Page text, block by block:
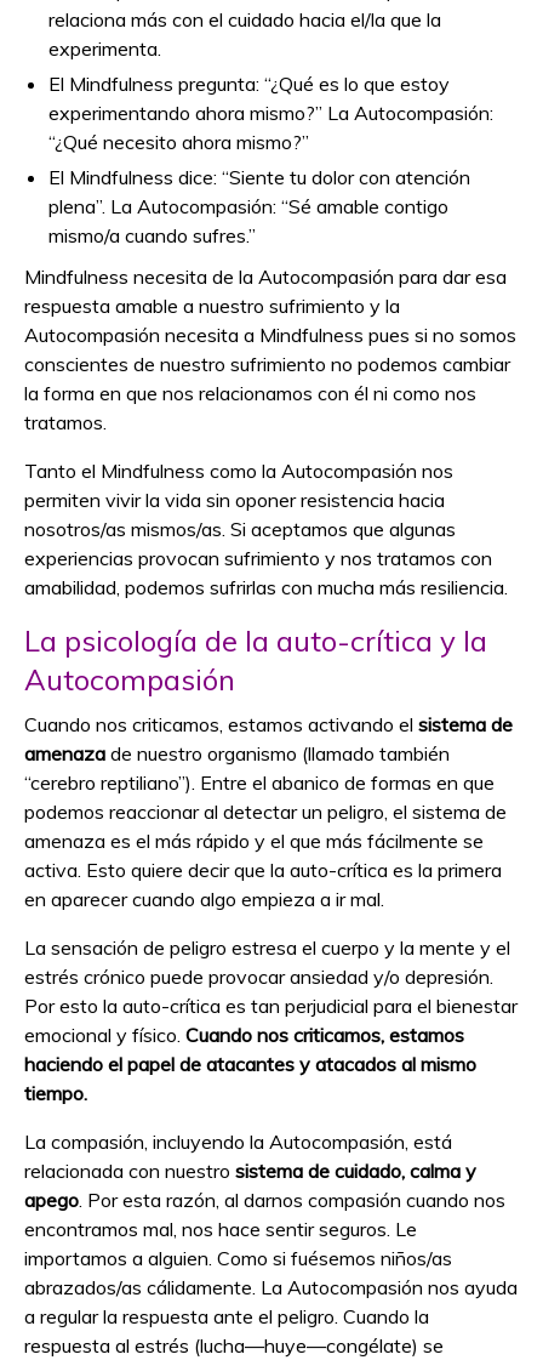
relaciona más con el cuidado hacia el/la que la
experimenta.
El Mindfulness pregunta: “¿Qué es lo que estoy
experimentando ahora mismo?” La Autocompasión:
“¿Qué necesito ahora mismo?”
El Mindfulness dice: “Siente tu dolor con atención
plena”. La Autocompasión: “Sé amable contigo
mismo/a cuando sufres.”
Mindfulness necesita de la Autocompasión para dar esa
respuesta amable a nuestro sufrimiento y la
Autocompasión necesita a Mindfulness pues si no somos
conscientes de nuestro sufrimiento no podemos cambiar
la forma en que nos relacionamos con él ni como nos
tratamos.
Tanto el Mindfulness como la Autocompasión nos
permiten vivir la vida sin oponer resistencia hacia
nosotros/as mismos/as. Si aceptamos que algunas
experiencias provocan sufrimiento y nos tratamos con
amabilidad, podemos sufrirlas con mucha más resiliencia.
La psicología de la auto-crítica y la
Autocompasión
Cuando nos criticamos, estamos activando el sistema de
amenaza de nuestro organismo (llamado también
“cerebro reptiliano”). Entre el abanico de formas en que
podemos reaccionar al detectar un peligro, el sistema de
amenaza es el más rápido y el que más fácilmente se
activa. Esto quiere decir que la auto-crítica es la primera
en aparecer cuando algo empieza a ir mal.
La sensación de peligro estresa el cuerpo y la mente y el
estrés crónico puede provocar ansiedad y/o depresión.
Por esto la auto-crítica es tan perjudicial para el bienestar
emocional y físico. Cuando nos criticamos, estamos
haciendo el papel de atacantes y atacados al mismo
tiempo.
La compasión, incluyendo la Autocompasión, está
relacionada con nuestro sistema de cuidado, calma y
apego . Por esta razón, al darnos compasión cuando nos
encontramos mal, nos hace sentir seguros. Le
importamos a alguien. Como si fuésemos niños/as
abrazados/as cálidamente. La Autocompasión nos ayuda
a regular la respuesta ante el peligro. Cuando la
respuesta al estrés (lucha—huye—congélate) se